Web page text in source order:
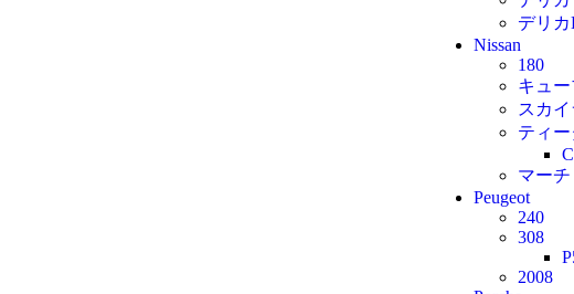
デリカ
Nissan
180
キュー
スカ
ティー
マーチ
Peugeot
240
308
2008